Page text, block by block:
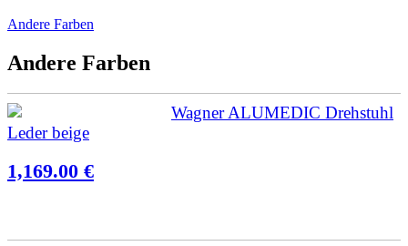
Andere Farben
Andere Farben
Wagner ALUMEDIC Drehstuhl
Leder beige
1,169.00 €